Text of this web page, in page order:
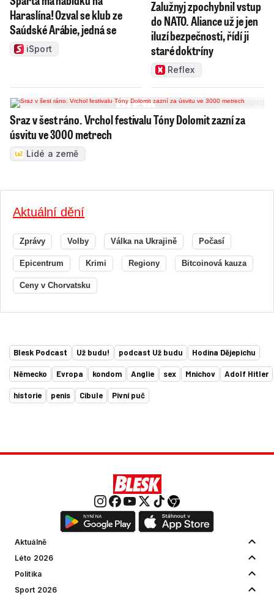
Haraslína! Ozval se klub ze
Saúdské Arábie, jedná se
iSport
Zalužnyj zpochybnil vstup
do NATO. Aliance už je jen
iluzí bezpečnosti, řídí ji
staré doktríny
Reflex
Sraz v šest ráno. Vrchol festivalu Tóny Dolomit zazní za
úsvitu ve 3000 metrech
Lidé a země
Aktuální dění
Zprávy Volby Válka na Ukrajině Počasí
Epicentrum Krimi Regiony Bitcoinová kauza
Ceny v Chorvatsku
Blesk Podcast Už budu! podcast Už budu Hodina Dějepichu
Německo Evropa kondom Anglie sex Mnichov Adolf Hitler
historie penis Cibule Pivní puč
Aktuálně
Léto 2026
Politika
Sport 2026